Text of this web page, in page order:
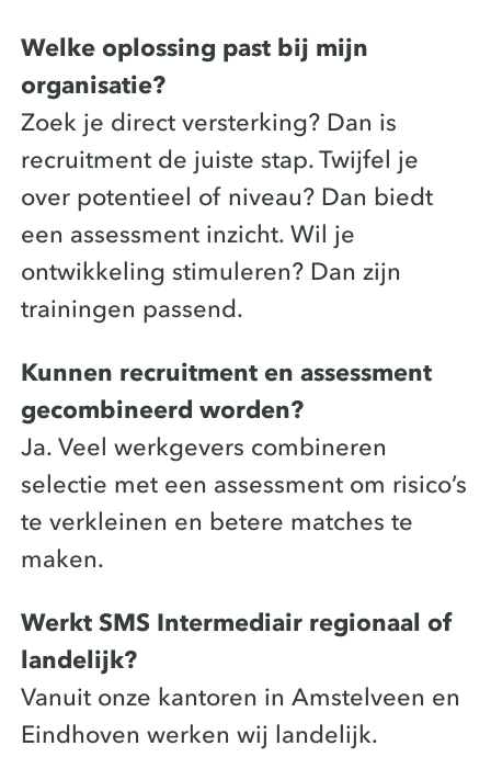
Welke oplossing past bij mijn
organisatie?
Zoek je direct versterking? Dan is
recruitment de juiste stap. Twijfel je
over potentieel of niveau? Dan biedt
een assessment inzicht. Wil je
ontwikkeling stimuleren? Dan zijn
trainingen passend.
Kunnen recruitment en assessment
gecombineerd worden?
Ja. Veel werkgevers combineren
selectie met een assessment om risico’s
te verkleinen en betere matches te
maken.
Werkt SMS Intermediair regionaal of
landelijk?
Vanuit onze kantoren in Amstelveen en
Eindhoven werken wij landelijk.